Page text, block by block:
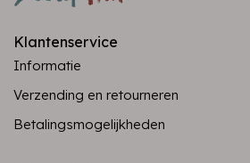
Klantenservice
Informatie
Verzending en retourneren
Betalingsmogelijkheden